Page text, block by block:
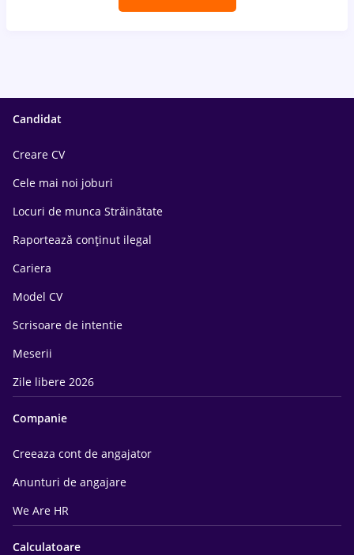
Candidat
Creare CV
Cele mai noi joburi
Locuri de munca Străinătate
Raportează conținut ilegal
Cariera
Model CV
Scrisoare de intentie
Meserii
Zile libere 2026
Companie
Creeaza cont de angajator
Anunturi de angajare
We Are HR
Calculatoare